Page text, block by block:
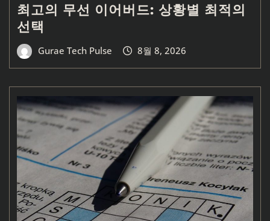
최고의 무선 이어버드: 상황별 최적의
선택
Gurae Tech Pulse 8월 8, 2026